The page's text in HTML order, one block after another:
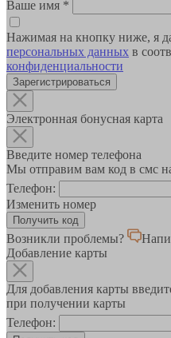
Ваше имя *
Нажимая на кнопку ниже, я
персональных данных в
конфиденциальности
Зарегистрироваться
Электронная бонусная карта
Введите номер телефона
Мы отправим вам код в смс
Телефон:
Изменить номер
Возникли проблемы?
Добавление карты
Для добавления карты
при получении карты
Телефон: